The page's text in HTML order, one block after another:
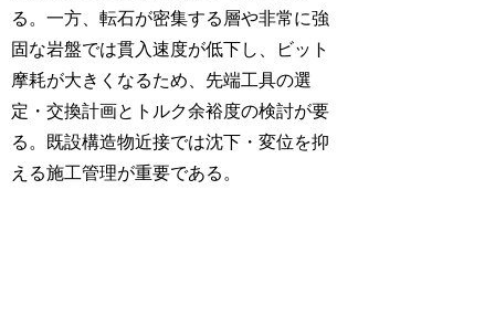
る。一方、転石が密集する層や非常に強
固な岩盤では貫入速度が低下し、ビット
摩耗が大きくなるため、先端工具の選
定・交換計画とトルク余裕度の検討が要
る。既設構造物近接では沈下・変位を抑
える施工管理が重要である。